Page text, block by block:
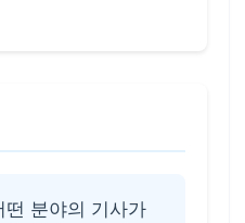
떤 분야의 기사가